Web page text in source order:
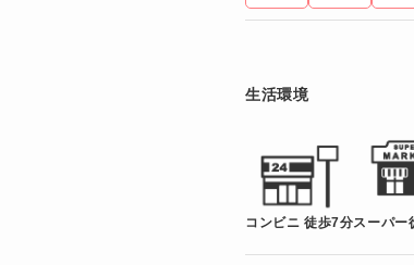
生活環境
コンビニ 徒歩7分スーパー